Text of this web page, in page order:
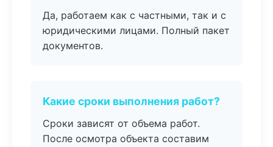
Да, работаем как с частными, так и с
юридическими лицами. Полный пакет
документов.
Какие сроки выполнения работ?
Сроки зависят от объема работ.
После осмотра объекта составим